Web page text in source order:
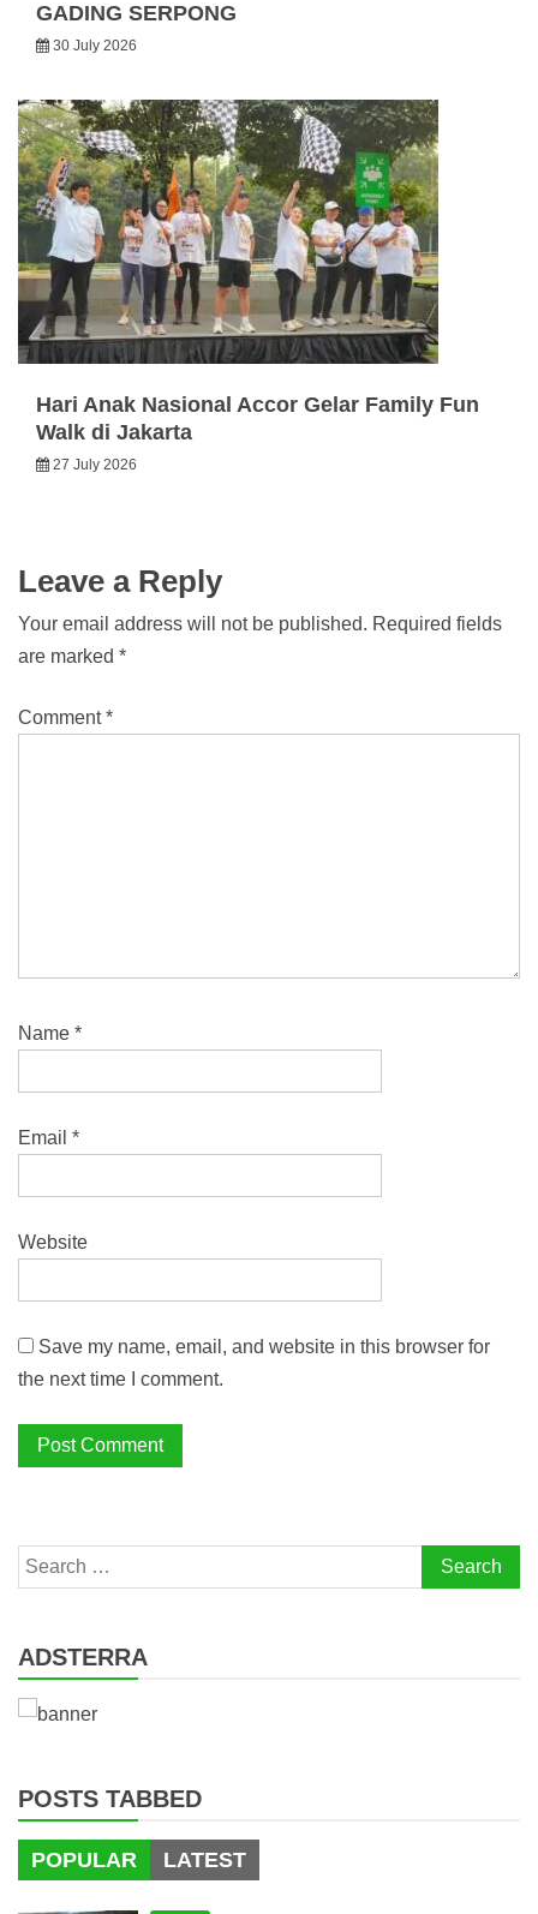
GADING SERPONG
30 July 2026
Hari Anak Nasional Accor Gelar Family Fun
Walk di Jakarta
27 July 2026
Leave a Reply
Your email address will not be published. Required fields
are marked *
Comment*
Name *
Email *
Website
Save my name, email, and website in this browser for
the next time I comment.
Search
for:
ADSTERRA
POSTS TABBED
POPULAR LATEST